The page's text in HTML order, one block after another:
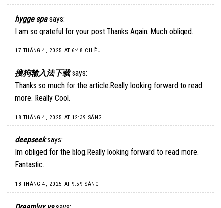
hygge spa says:
I am so grateful for your post.Thanks Again. Much obliged.
17 THÁNG 4, 2025 AT 6:48 CHIỀU
搜狗输入法下载 says:
Thanks so much for the article.Really looking forward to read
more. Really Cool.
18 THÁNG 4, 2025 AT 12:39 SÁNG
deepseek says:
Im obliged for the blog.Really looking forward to read more.
Fantastic.
18 THÁNG 4, 2025 AT 9:59 SÁNG